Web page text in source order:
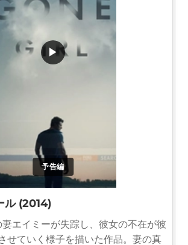
予告編
▶
ル (2014)
妻エイミーが失踪し、彼女の不在が彼
せていく様子を描いた作品。妻の真